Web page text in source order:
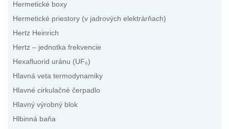
Hermetické boxy
Hermetické priestory (v jadrových elektrárňach)
Hertz Heinrich
Hertz – jednotka frekvencie
Hexafluorid uránu (UF₆)
Hlavná veta termodynamiky
Hlavné cirkulačné čerpadlo
Hlavný výrobný blok
Hlbinná baňa